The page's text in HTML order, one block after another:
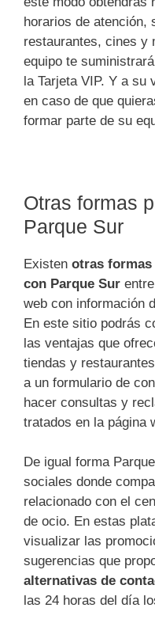
horarios de atención,
restaurantes, cines y
equipo te
la Tarjeta VIP. Y a su
en caso de que
formar parte de su
Otras formas
Parque Sur
Existen otras
con Parque Sur
web con información
En este sitio podrás
las ventajas que
tiendas y
a un formulario de
hacer consultas y
tratados en la página
De igual forma
sociales donde
relacionado con el
de ocio. En estas
visualizar las
sugerencias que
alternativas de
las 24 horas del día